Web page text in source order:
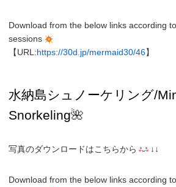
Download from the below links according
sessions
【URL:https://30d.jp/mermaid30/46】
水納島シュノーケリング/
Snorkeling🌺
写真のダウンロードはこちらから ↓↓
Download from the below links according